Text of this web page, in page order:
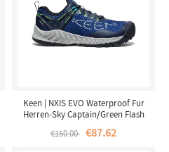
Keen | NXIS EVO Waterproof Fur
Herren-Sky Captain/Green Flash
€150.00 €87.62